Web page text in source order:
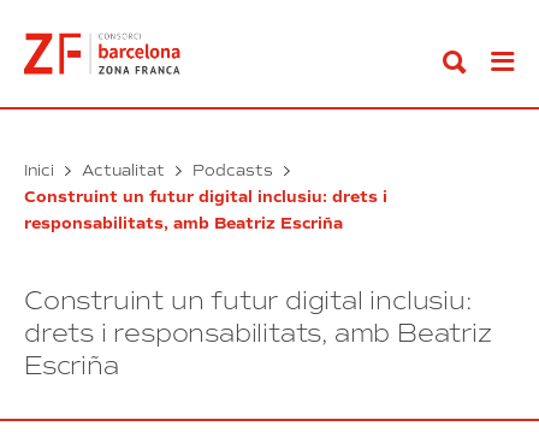
contingut
Inici Actualitat Podcasts
Construint un futur digital inclusiu: drets i
responsabilitats, amb Beatriz Escriña
Construint un futur digital inclusiu:
drets i responsabilitats, amb Beatriz
Escriña